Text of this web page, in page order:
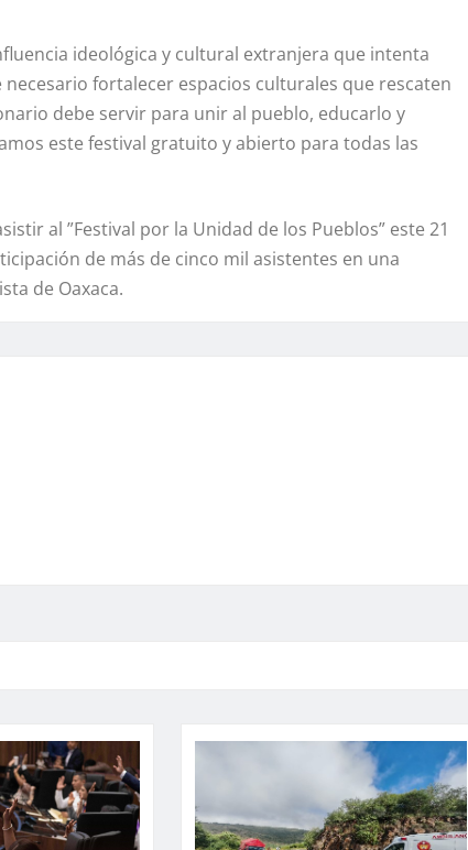
ideológica y cultural extranjera que intenta
fortalecer espacios culturales que rescaten
debe servir para unir al pueblo, educarlo y
este festival gratuito y abierto para todas las
al ”Festival por la Unidad de los Pueblos” este 21
de más de cinco mil asistentes en una
de Oaxaca.